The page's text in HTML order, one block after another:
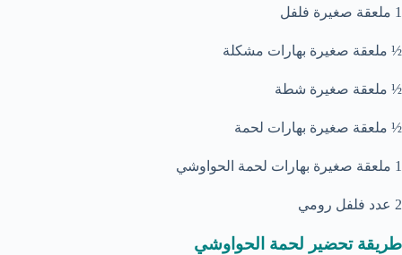
1 ملعقة صغيرة فلفل
½ ملعقة صغيرة بهارات مشكلة
½ ملعقة صغيرة شطة
½ ملعقة صغيرة بهارات لحمة
1 ملعقة صغيرة بهارات لحمة الحواوشي
2 عدد فلفل رومي
طريقة تحضير لحمة الحواوشي